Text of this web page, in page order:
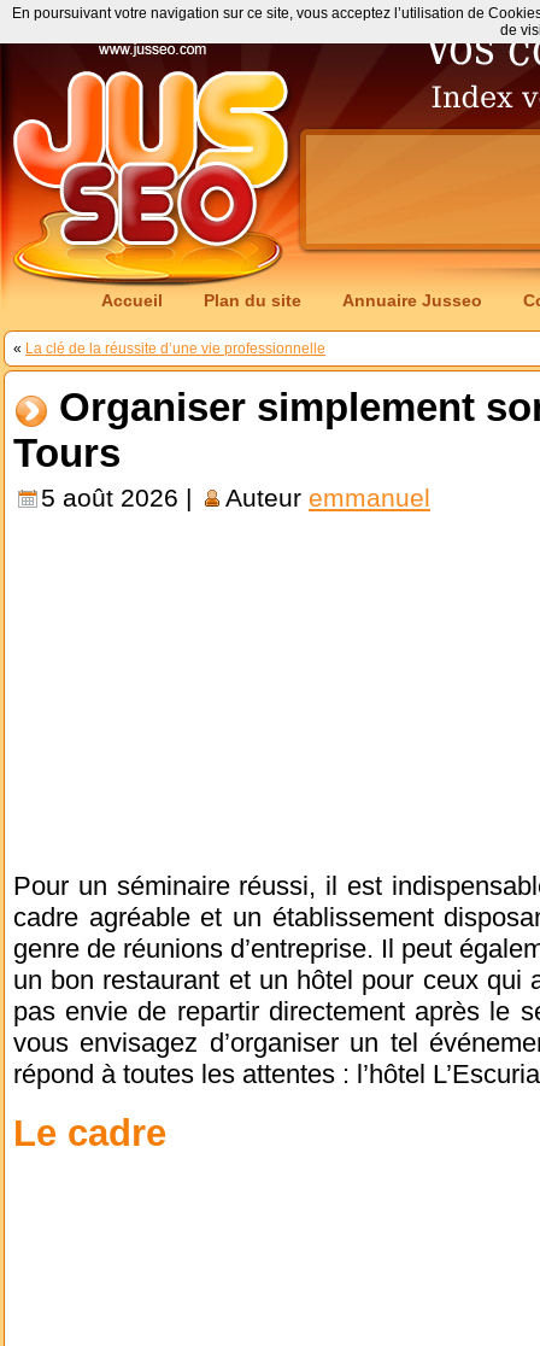
Accueil Plan du site Annuaire Jusseo
« La clé de la réussite d’une vie professionnelle
Organiser simplement
Tours
5 août 2026 | Auteur emmanuel
Pour un séminaire réussi, il est
cadre agréable et un établissement
genre de réunions d’entreprise. Il peut
un bon restaurant et un hôtel pour ceux qui
pas envie de repartir directement après le
vous envisagez d’organiser un tel
répond à toutes les attentes : l’hôtel
Le cadre
En poursuivant votre navigation sur ce site, vous acceptez l’utilisation de
de